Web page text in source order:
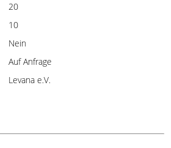
20
10
Nein
Auf Anfrage
Levana e.V.